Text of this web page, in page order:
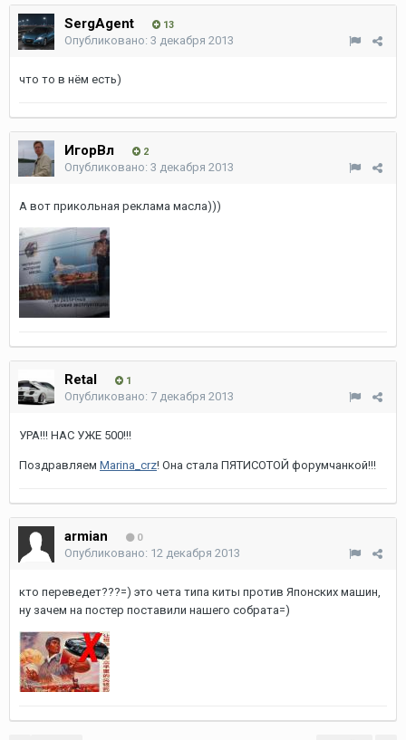
SergAgent 13
Опубликовано: 3 декабря 2013
что то в нём есть)
ИгорВл 2
Опубликовано: 3 декабря 2013
А вот прикольная реклама масла)))
Retal 1
Опубликовано: 7 декабря 2013
УРА!!! НАС УЖЕ 500!!!
Поздравляем Marina_crz! Она стала ПЯТИСОТОЙ форумчанкой!!!
armian 0
Опубликовано: 12 декабря 2013
кто переведет???=) это чета типа киты против Японских машин,
ну зачем на постер поставили нашего собрата=)